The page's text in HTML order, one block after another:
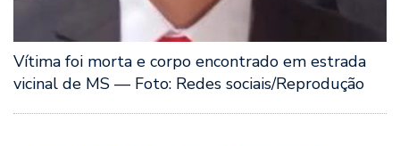
Vítima foi morta e corpo encontrado em estrada
vicinal de MS — Foto: Redes sociais/Reprodução